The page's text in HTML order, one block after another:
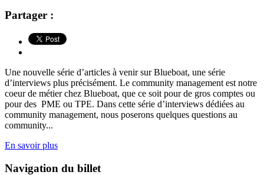
Partager :
Une nouvelle série d’articles à venir sur Blueboat, une série
d’interviews plus précisément. Le community management est notre
coeur de métier chez Blueboat, que ce soit pour de gros comptes ou
pour des PME ou TPE. Dans cette série d’interviews dédiées au
community management, nous poserons quelques questions au
community...
En savoir plus
Navigation du billet